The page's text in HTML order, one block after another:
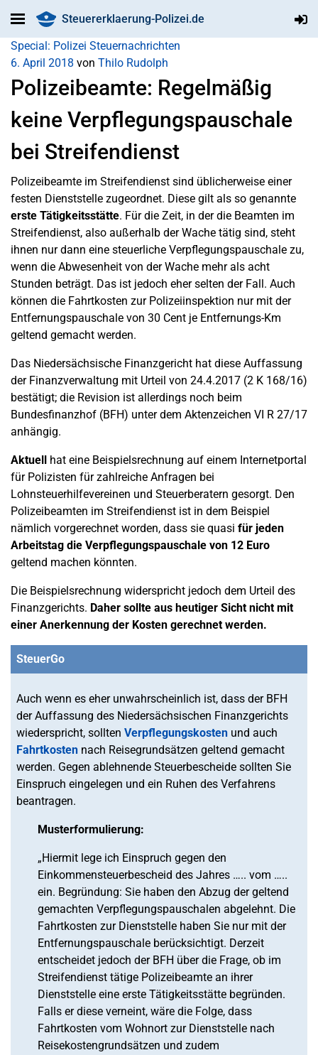
Steuererklaerung-Polizei.de
Special: Polizei Steuernachrichten
6. April 2018 von Thilo Rudolph
Polizeibeamte: Regelmäßig
keine Verpflegungspauschale
bei Streifendienst
Polizeibeamte im Streifendienst sind üblicherweise einer
festen Dienststelle zugeordnet. Diese gilt als so genannte
erste Tätigkeitsstätte. Für die Zeit, in der die Beamten im
Streifendienst, also außerhalb der Wache tätig sind, steht
ihnen nur dann eine steuerliche Verpflegungspauschale zu,
wenn die Abwesenheit von der Wache mehr als acht
Stunden beträgt. Das ist jedoch eher selten der Fall. Auch
können die Fahrtkosten zur Polizeiinspektion nur mit der
Entfernungspauschale von 30 Cent je Entfernungs-Km
geltend gemacht werden.
Das Niedersächsische Finanzgericht hat diese Auffassung
der Finanzverwaltung mit Urteil von 24.4.2017 (2 K 168/16)
bestätigt; die Revision ist allerdings noch beim
Bundesfinanzhof (BFH) unter dem Aktenzeichen VI R 27/17
anhängig.
Aktuell hat eine Beispielsrechnung auf einem Internetportal
für Polizisten für zahlreiche Anfragen bei
Lohnsteuerhilfevereinen und Steuerberatern gesorgt. Den
Polizeibeamten im Streifendienst ist in dem Beispiel
nämlich vorgerechnet worden, dass sie quasi für jeden
Arbeitstag die Verpflegungspauschale von 12 Euro
geltend machen könnten.
Die Beispielsrechnung widerspricht jedoch dem Urteil des
Finanzgerichts. Daher sollte aus heutiger Sicht nicht mit
einer Anerkennung der Kosten gerechnet werden.
SteuerGo
Auch wenn es eher unwahrscheinlich ist, dass der BFH
der Auffassung des Niedersächsischen Finanzgerichts
wiederspricht, sollten Verpflegungskosten und auch
Fahrtkosten nach Reisegrundsätzen geltend gemacht
werden. Gegen ablehnende Steuerbescheide sollten Sie
Einspruch eingelegen und ein Ruhen des Verfahrens
beantragen.
Musterformulierung:
„Hiermit lege ich Einspruch gegen den
Einkommensteuerbescheid des Jahres ….. vom …..
ein. Begründung: Sie haben den Abzug der geltend
gemachten Verpflegungspauschalen abgelehnt. Die
Fahrtkosten zur Dienststelle haben Sie nur mit der
Entfernungspauschale berücksichtigt. Derzeit
entscheidet jedoch der BFH über die Frage, ob im
Streifendienst tätige Polizeibeamte an ihrer
Dienststelle eine erste Tätigkeitsstätte begründen.
Falls er diese verneint, wäre die Folge, dass
Fahrtkosten vom Wohnort zur Dienststelle nach
Reisekostengrundsätzen und zudem